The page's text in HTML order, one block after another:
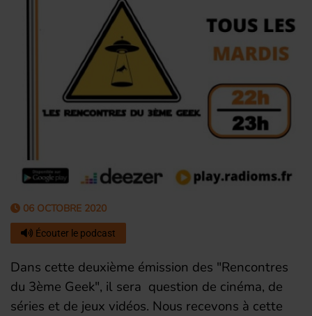
06 OCTOBRE 2020
Écouter le podcast
Dans cette deuxième émission des "Rencontres
du 3ème Geek", il sera question de cinéma, de
séries et de jeux vidéos. Nous recevons à cette